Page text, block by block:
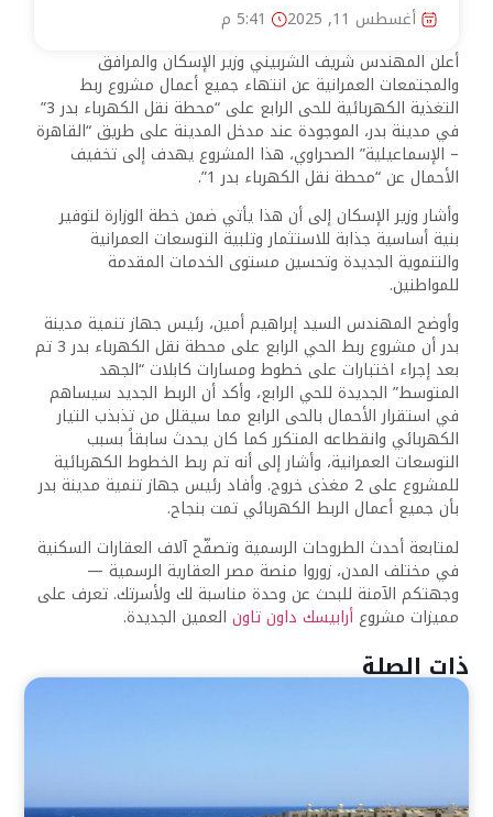
أغسطس 11, 2025
5:41 م
أعلن المهندس شريف الشربيني وزير الإسكان والمرافق
والمجتمعات العمرانية عن انتهاء جميع أعمال مشروع ربط
التغذية الكهربائية للحى الرابع على “محطة نقل الكهرباء بدر 3”
في مدينة بدر، الموجودة عند مدخل المدينة على طريق “القاهرة
– الإسماعيلية” الصحراوي، هذا المشروع يهدف إلى تخفيف
الأحمال عن “محطة نقل الكهرباء بدر 1”.
وأشار وزير الإسكان إلى أن هذا يأتي ضمن خطة الوزارة لتوفير
بنية أساسية جذابة للاستثمار وتلبية التوسعات العمرانية
والتنموية الجديدة وتحسين مستوى الخدمات المقدمة
للمواطنين.
وأوضح المهندس السيد إبراهيم أمين، رئيس جهاز تنمية مدينة
بدر أن مشروع ربط الحي الرابع على محطة نقل الكهرباء بدر 3 تم
بعد إجراء اختبارات على خطوط ومسارات كابلات “الجهد
المتوسط” الجديدة للحي الرابع، وأكد أن الربط الجديد سيساهم
في استقرار الأحمال بالحى الرابع مما سيقلل من تذبذب التيار
الكهربائي وانقطاعه المتكرر كما كان يحدث سابقاً بسبب
التوسعات العمرانية، وأشار إلى أنه تم ربط الخطوط الكهربائية
للمشروع على 2 مغذى خروج. وأفاد رئيس جهاز تنمية مدينة بدر
بأن جميع أعمال الربط الكهربائي تمت بنجاح.
لمتابعة أحدث الطروحات الرسمية وتصفّح آلاف العقارات السكنية
في مختلف المدن، زوروا منصة مصر العقارية الرسمية —
وجهتكم الآمنة للبحث عن وحدة مناسبة لك ولأسرتك. تعرف على
مميزات مشروعأرابيسك داون تاون العمين الجديدة.
ذات الصلة